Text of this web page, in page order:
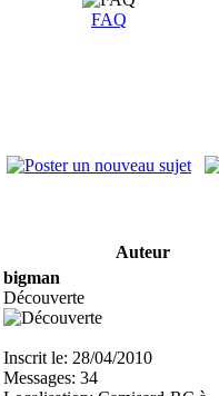
FAQ
Auteur
bigman
Découverte
Inscrit le: 28/04/2010
Messages: 34